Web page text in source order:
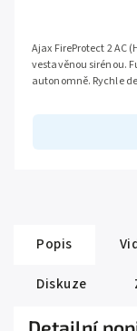
Ajax FireProtect 2 AC
vestavěnou sirénou.
autonomně. Rychle
Popis
Diskuze